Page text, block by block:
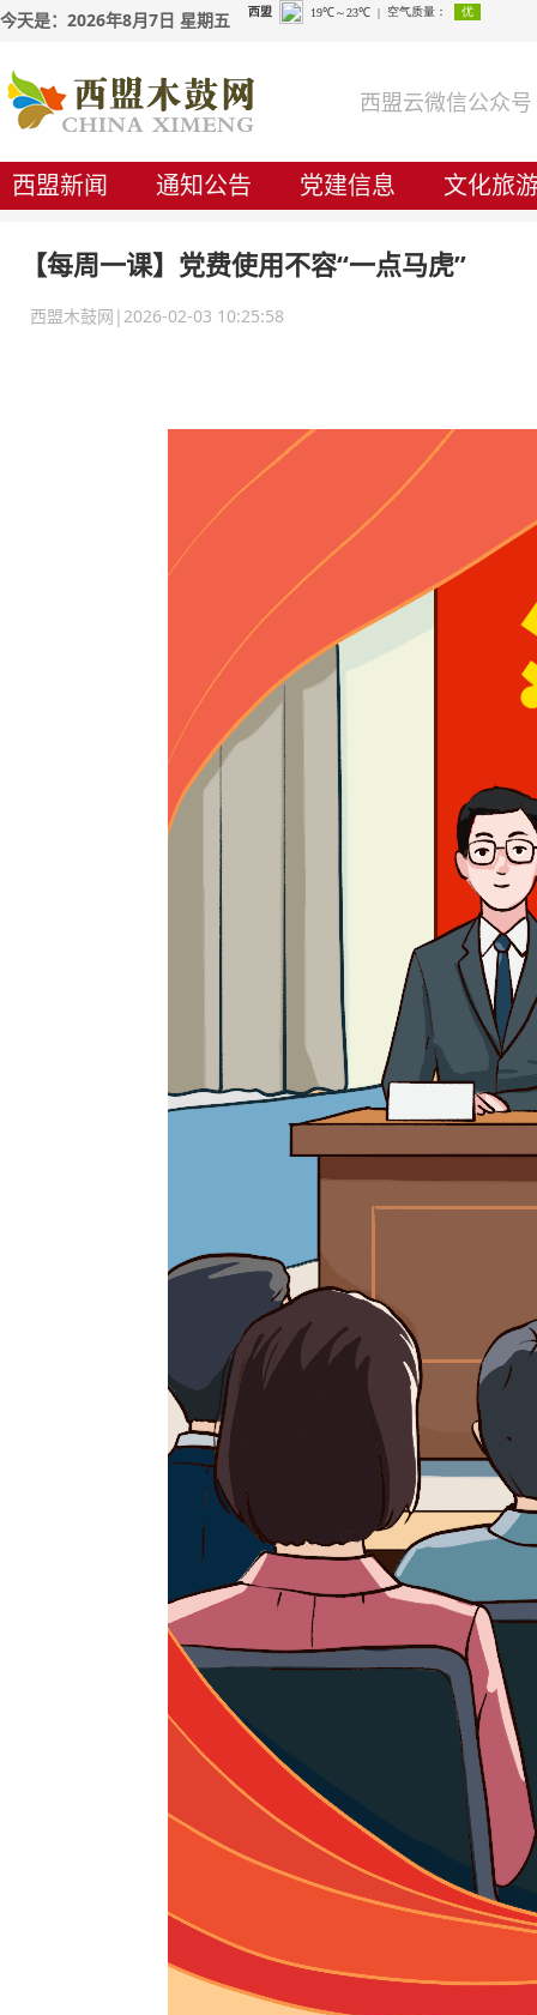
今天是：2026年8月7日 星期五
西盟云微信公众号
西盟新闻 通知公告 党建信息 文化旅
【每周一课】党费使用不容“一点马虎”
西盟木鼓网|2026-02-03 10:25:58